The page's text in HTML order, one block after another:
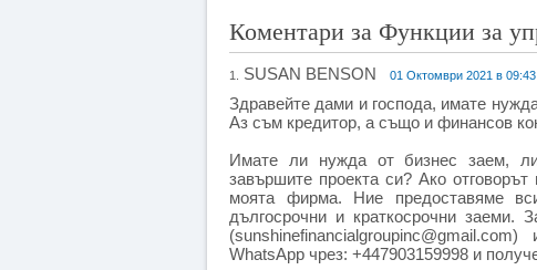
Коментари за Функции за
1. SUSAN BENSON 01 Октомври 2021 в 09:43
Здравейте дами и господа, имате
Аз съм кредитор, а също и финансов
Имате ли нужда от бизнес заем,
завършите проекта си? Ако
моята фирма. Ние предоставяме
дългосрочни и краткосрочни
WhatsApp чрез: +447903159998 и